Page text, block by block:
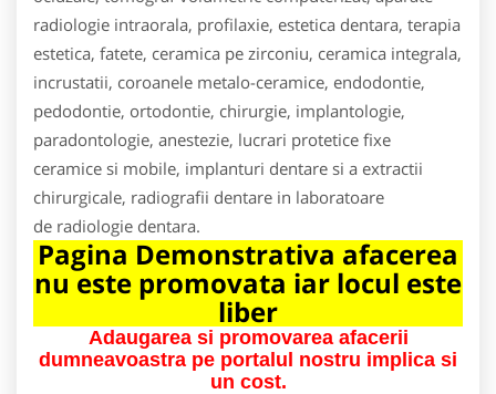
radiologie intraorala, profilaxie, estetica dentara, terapia
estetica, fatete, ceramica pe zirconiu, ceramica integrala,
incrustatii, coroanele metalo-ceramice, endodontie,
pedodontie, ortodontie, chirurgie, implantologie,
paradontologie, anestezie, lucrari protetice fixe
ceramice si mobile, implanturi dentare si a extractii
chirurgicale, radiografii dentare in laboratoare
de radiologie dentara.
Pagina Demonstrativa afacerea
nu este promovata iar locul este
liber
Adaugarea si promovarea afacerii
dumneavoastra pe portalul nostru implica si
un cost.